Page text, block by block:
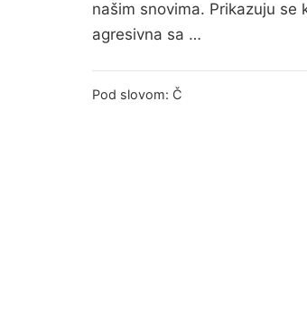
našim snovima. Prikazuju se
agresivna sa …
Pod slovom: Č